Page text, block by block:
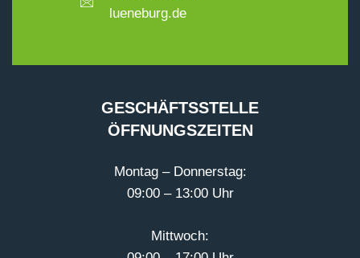
lueneburg.de
GESCHÄFTSSTELLE
ÖFFNUNGSZEITEN
Montag – Donnerstag:
09:00 – 13:00 Uhr
Mittwoch: